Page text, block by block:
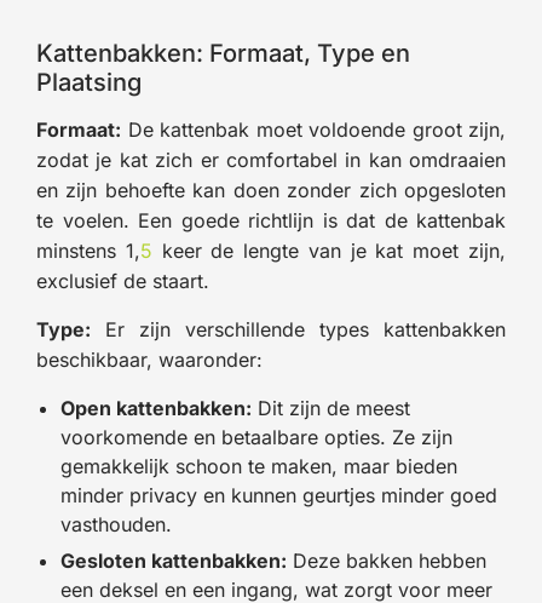
Kattenbakken: Formaat, Type en
Plaatsing
Formaat: De kattenbak moet voldoende groot zijn,
zodat je kat zich er comfortabel in kan omdraaien
en zijn behoefte kan doen zonder zich opgesloten
te voelen. Een goede richtlijn is dat de kattenbak
minstens 1,5 keer de lengte van je kat moet zijn,
exclusief de staart.
Type: Er zijn verschillende types kattenbakken
beschikbaar, waaronder:
Open kattenbakken: Dit zijn de meest
voorkomende en betaalbare opties. Ze zijn
gemakkelijk schoon te maken, maar bieden
minder privacy en kunnen geurtjes minder goed
vasthouden.
Gesloten kattenbakken: Deze bakken hebben
een deksel en een ingang, wat zorgt voor meer